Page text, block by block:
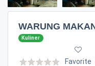
WARUNG
Kuliner
Favorite